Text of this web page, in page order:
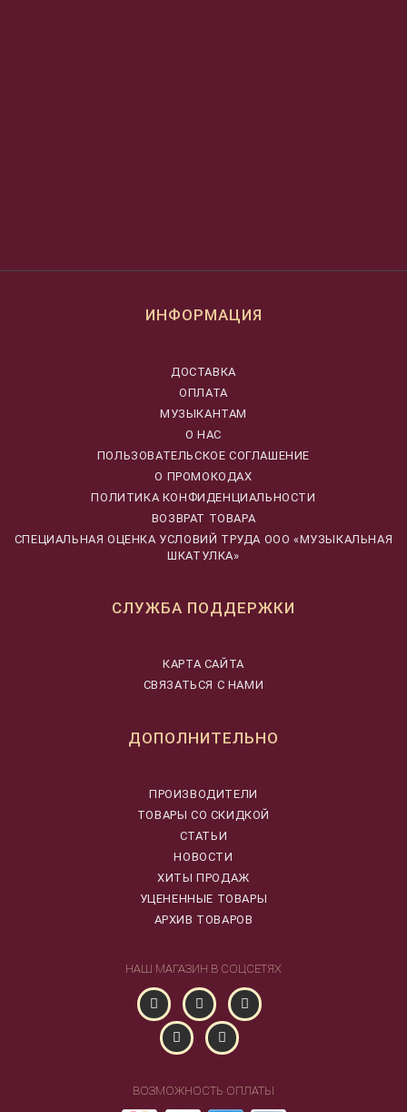
ИНФОРМАЦИЯ
ДОСТАВКА
ОПЛАТА
МУЗЫКАНТАМ
О НАС
ПОЛЬЗОВАТЕЛЬСКОЕ СОГЛАШЕНИЕ
О ПРОМОКОДАХ
ПОЛИТИКА КОНФИДЕНЦИАЛЬНОСТИ
ВОЗВРАТ ТОВАРА
CПЕЦИАЛЬНАЯ ОЦЕНКА УСЛОВИЙ ТРУДА ООО «МУЗЫКАЛЬНАЯ
ШКАТУЛКА»
СЛУЖБА ПОДДЕРЖКИ
КАРТА САЙТА
СВЯЗАТЬСЯ С НАМИ
ДОПОЛНИТЕЛЬНО
ПРОИЗВОДИТЕЛИ
ТОВАРЫ СО СКИДКОЙ
СТАТЬИ
НОВОСТИ
ХИТЫ ПРОДАЖ
УЦЕНЕННЫЕ ТОВАРЫ
АРХИВ ТОВАРОВ
НАШ МАГАЗИН В СОЦСЕТЯХ
ВОЗМОЖНОСТЬ ОПЛАТЫ